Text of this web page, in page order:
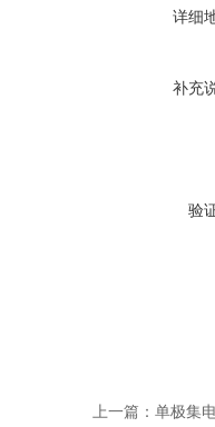
详细
补充
验
上一篇： 单极集